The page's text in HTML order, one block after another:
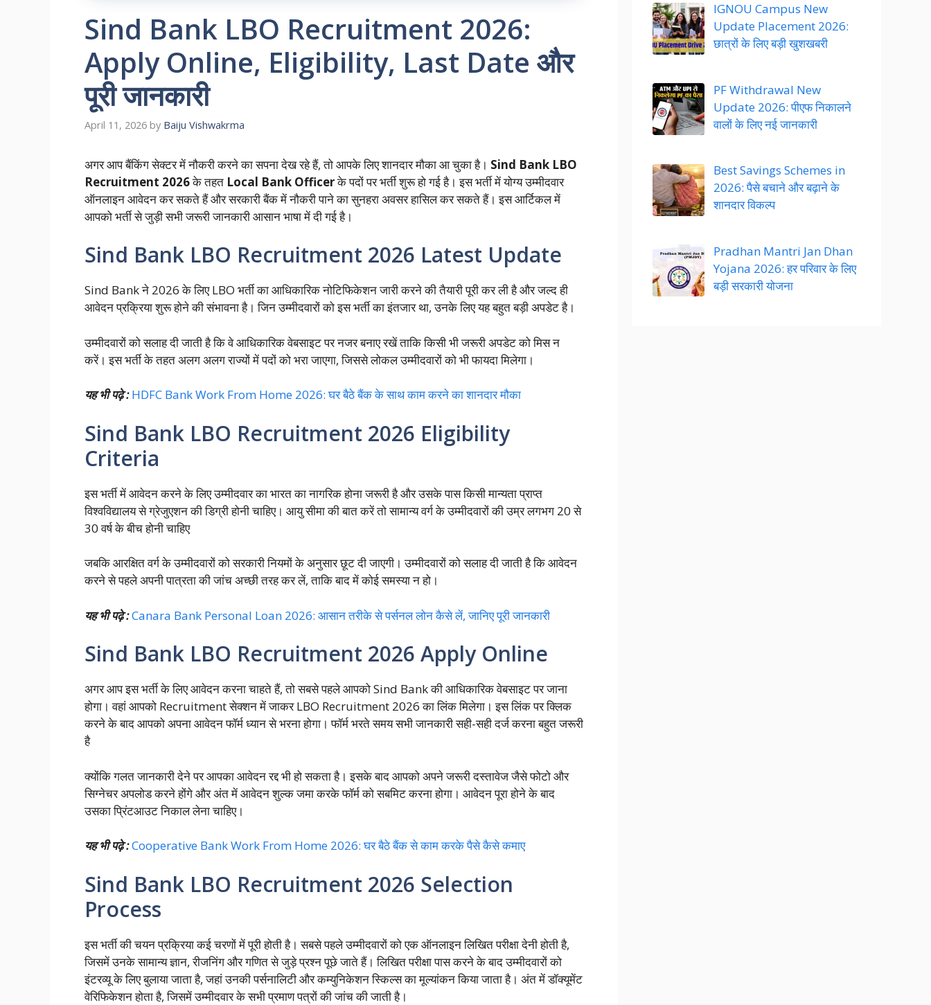
Sind Bank LBO Recruitment 2026:
Apply Online, Eligibility, Last Date और
पूरी जानकारी
April 11, 2026 by Baiju Vishwakrma
अगर आप बैंकिंग सेक्टर में नौकरी करने का सपना देख रहे हैं, तो आपके लिए शानदार मौका आ चुका है। Sind Bank LBO
Recruitment 2026के तहत Local Bank Officerके पदों पर भर्ती शुरू हो गई है। इस भर्ती में योग्य उम्मीदवार
ऑनलाइन आवेदन कर सकते हैं और सरकारी बैंक में नौकरी पाने का सुनहरा अवसर हासिल कर सकते हैं। इस आर्टिकल में
आपको भर्ती से जुड़ी सभी जरूरी जानकारी आसान भाषा में दी गई है।
Sind Bank LBO Recruitment 2026 Latest Update
Sind Bank ने 2026 के लिए LBO भर्ती का आधिकारिक नोटिफिकेशन जारी करने की तैयारी पूरी कर ली है और जल्द ही
आवेदन प्रक्रिया शुरू होने की संभावना है। जिन उम्मीदवारों को इस भर्ती का इंतजार था, उनके लिए यह बहुत बड़ी अपडेट है।
उम्मीदवारों को सलाह दी जाती है कि वे आधिकारिक वेबसाइट पर नजर बनाए रखें ताकि किसी भी जरूरी अपडेट को मिस न
करें। इस भर्ती के तहत अलग अलग राज्यों में पदों को भरा जाएगा, जिससे लोकल उम्मीदवारों को भी फायदा मिलेगा।
यह भी पढ़े : HDFC Bank Work From Home 2026: घर बैठे बैंक के साथ काम करने का शानदार मौका
Sind Bank LBO Recruitment 2026 Eligibility
Criteria
इस भर्ती में आवेदन करने के लिए उम्मीदवार का भारत का नागरिक होना जरूरी है और उसके पास किसी मान्यता प्राप्त
विश्वविद्यालय से ग्रेजुएशन की डिग्री होनी चाहिए। आयु सीमा की बात करें तो सामान्य वर्ग के उम्मीदवारों की उम्र लगभग 20 से
30 वर्ष के बीच होनी चाहिए
जबकि आरक्षित वर्ग के उम्मीदवारों को सरकारी नियमों के अनुसार छूट दी जाएगी। उम्मीदवारों को सलाह दी जाती है कि आवेदन
करने से पहले अपनी पात्रता की जांच अच्छी तरह कर लें, ताकि बाद में कोई समस्या न हो।
यह भी पढ़े :Canara Bank Personal Loan 2026: आसान तरीके से पर्सनल लोन कैसे लें, जानिए पूरी जानकारी
Sind Bank LBO Recruitment 2026 Apply Online
अगर आप इस भर्ती के लिए आवेदन करना चाहते हैं, तो सबसे पहले आपको Sind Bank की आधिकारिक वेबसाइट पर जाना
होगा। वहां आपको Recruitment सेक्शन में जाकर LBO Recruitment 2026 का लिंक मिलेगा। इस लिंक पर क्लिक
करने के बाद आपको अपना आवेदन फॉर्म ध्यान से भरना होगा। फॉर्म भरते समय सभी जानकारी सही-सही दर्ज करना बहुत जरूरी
है
क्योंकि गलत जानकारी देने पर आपका आवेदन रद्द भी हो सकता है। इसके बाद आपको अपने जरूरी दस्तावेज जैसे फोटो और
सिग्नेचर अपलोड करने होंगे और अंत में आवेदन शुल्क जमा करके फॉर्म को सबमिट करना होगा। आवेदन पूरा होने के बाद
उसका प्रिंटआउट निकाल लेना चाहिए।
यह भी पढ़े :Cooperative Bank Work From Home 2026: घर बैठे बैंक से काम करके पैसे कैसे कमाए
Sind Bank LBO Recruitment 2026 Selection
Process
इस भर्ती की चयन प्रक्रिया कई चरणों में पूरी होती है। सबसे पहले उम्मीदवारों को एक ऑनलाइन लिखित परीक्षा देनी होती है,
जिसमें उनके सामान्य ज्ञान, रीजनिंग और गणित से जुड़े प्रश्न पूछे जाते हैं। लिखित परीक्षा पास करने के बाद उम्मीदवारों को
इंटरव्यू के लिए बुलाया जाता है, जहां उनकी पर्सनालिटी और कम्युनिकेशन स्किल्स का मूल्यांकन किया जाता है। अंत में डॉक्यूमेंट
वेरिफिकेशन होता है, जिसमें उम्मीदवार के सभी प्रमाण पत्रों की जांच की जाती है।
IGNOU Campus New
Update Placement 2026:
छात्रों के लिए बड़ी खुशखबरी
PF Withdrawal New
Update 2026: पीएफ निकालने
वालों के लिए नई जानकारी
Best Savings Schemes in
2026: पैसे बचाने और बढ़ाने के
शानदार विकल्प
Pradhan Mantri Jan Dhan
Yojana 2026: हर परिवार के लिए
बड़ी सरकारी योजना